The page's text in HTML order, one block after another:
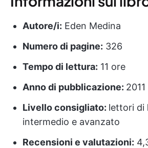
Autore/i: Eden Medina
Numero di pagine: 326
Tempo di lettura: 11 ore
Anno di pubblicazione: 2011
Livello consigliato: lettori di
intermedio e avanzato
Recensioni e valutazioni: